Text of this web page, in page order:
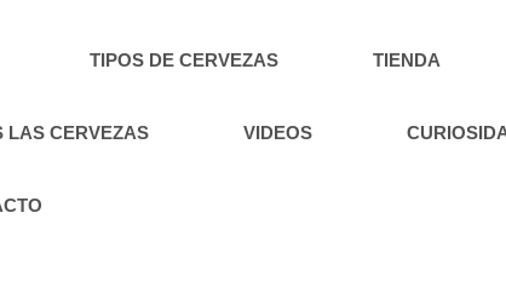
TIPOS DE CERVEZAS TIENDA
LAS CERVEZAS VIDEOS